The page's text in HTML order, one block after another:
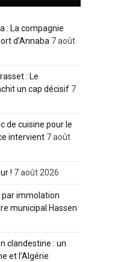
: La compagnie
d’Annaba 7 août
: Le
un cap décisif 7
de cuisine pour le
intervient 7 août
! 7 août 2026
immolation
municipal Hassen
clandestine : un
et l’Algérie